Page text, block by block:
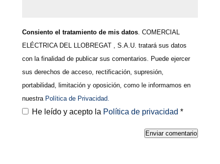
Consiento el tratamiento de mis datos. COMERCIAL
ELÉCTRICA DEL LLOBREGAT , S.A.U. tratará sus datos
con la finalidad de publicar sus comentarios. Puede ejercer
sus derechos de acceso, rectificación, supresión,
portabilidad, limitación y oposición, como le informamos en
nuestraPolítica de Privacidad.
He leído y acepto la Política de privacidad *
Enviar comentario